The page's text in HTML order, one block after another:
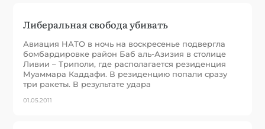
Либеральная свобода убивать
Авиация НАТО в ночь на воскресенье подвергла
бомбардировке район Баб аль-Азизия в столице
Ливии – Триполи, где располагается резиденция
Муаммара Каддафи. В резиденцию попали сразу
три ракеты. В результате удара
01.05.2011